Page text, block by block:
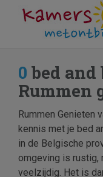
0 bed
Rummen
Rummen Genieten
kennis met je bed
in de Belgische
omgeving is rustig,
veelzijdig. Het is